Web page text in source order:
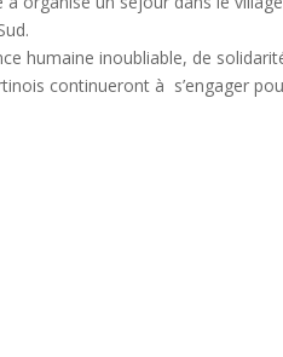
humaine inoubliable, de
continueront à s’engager